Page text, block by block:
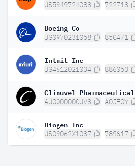
US5949724083 722713
Boeing Co
US0970231058 850471
Intuit Inc
US4612021034 886053
Clinuvel
AU000000CUV3 A0JEGY
Biogen Inc
US09062X1037 789617